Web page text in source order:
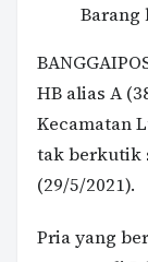
Barang
HB alias A
Kecamatan
tak berkutik
(29/5/2021).
Pria yang